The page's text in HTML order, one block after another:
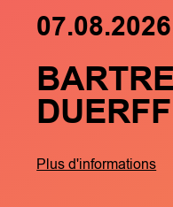
Plus d'informations